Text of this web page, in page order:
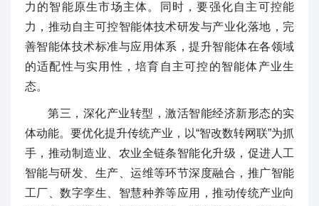
力的智能原生市场主体。同时，要强化自主可控能
力，推动自主可控智能体技术研发与产业化落地，完
善智能体技术标准与应用体系，提升智能体在各领域
的适配性与实用性，培育自主可控的智能体产业生
态。
第三，深化产业转型，激活智能经济新形态的实
体动能。要优化提升传统产业，以“智改数转网联”为抓
手，推动制造业、农业全链条智能化升级，促进人工
智能与研发、生产、运维等环节深度融合，推广智能
工厂、数字孪生、智慧种养等应用，推动传统产业向